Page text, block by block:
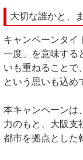
大切な誰かと、
キャンペーンタイ
一度」を意味する
いも重ねることで
という思いも込め
本キャンペーンは
力のもと、大阪支
都市を拠点とした